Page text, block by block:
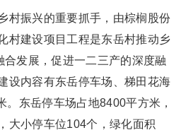
村振兴的重要抓手，由棕榈股份
村建设项目工程是东岳村推动乡
合发展，促进一二三产的深度融
设内容有东岳停车场、梯田花海
东岳停车场占地8400平方米，
大小停车位104个，绿化面积